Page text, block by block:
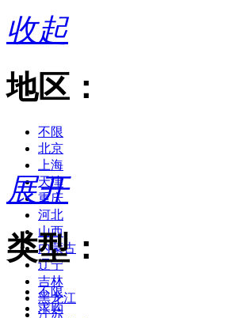
收起
地区：
不限
北京
上海
天津
重庆
河北
山西
内蒙古
辽宁
吉林
黑龙江
江苏
展开
类型：
不限
求购